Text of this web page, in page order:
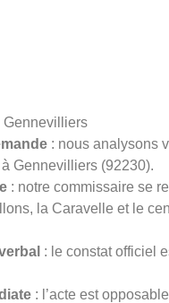
Gennevilliers
: nous analysons
Gennevilliers (92230).
: notre commissaire se
la Caravelle et le
: le constat officiel
: l’acte est